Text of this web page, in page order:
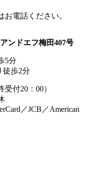
お電話ください。
ンドエフ梅田407号
5分
徒歩2分
付20：00）
／JCB／American